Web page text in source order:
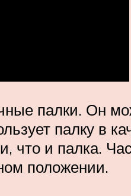
палки. Он
палку в
что и палка.
положении.